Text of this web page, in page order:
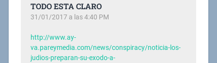
TODO ESTA CLARO
31/01/2017 a las 4:40 PM
http://www.ay-
va.pareymedia.com/news/conspiracy/noticia-los-
judios-preparan-su-exodo-a-